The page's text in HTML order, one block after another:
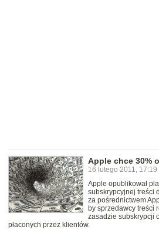
Apple chce 30%
16 lutego 2011, 17:19
Apple opublikował
subskrypcyjnej treści
za pośrednictwem
by sprzedawcy treści
zasadzie subskrypcji
płaconych przez klientów.